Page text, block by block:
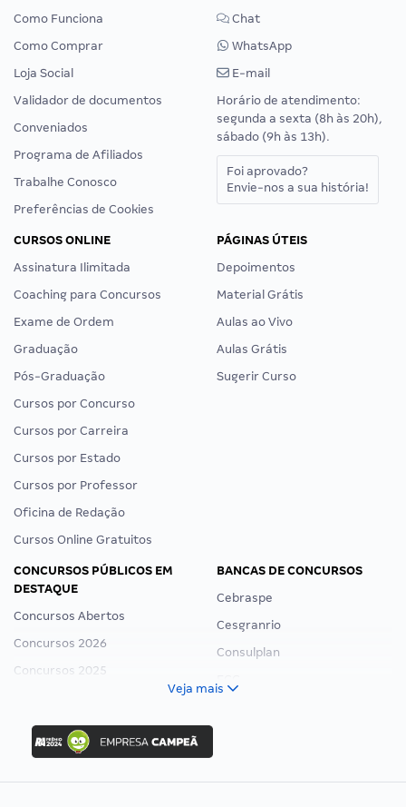
Como Funciona
Como Comprar
Loja Social
Validador de documentos
Conveniados
Programa de Afiliados
Trabalhe Conosco
Preferências de Cookies
Chat
WhatsApp
E-mail
Horário de atendimento:
segunda a sexta (8h às 20h),
sábado (9h às 13h).
Foi aprovado?
Envie-nos a sua história!
CURSOS ONLINE
Assinatura Ilimitada
Coaching para Concursos
Exame de Ordem
Graduação
Pós-Graduação
Cursos por Concurso
Cursos por Carreira
Cursos por Estado
Cursos por Professor
Oficina de Redação
Cursos Online Gratuitos
PÁGINAS ÚTEIS
Depoimentos
Material Grátis
Aulas ao Vivo
Aulas Grátis
Sugerir Curso
CONCURSOS PÚBLICOS EM
DESTAQUE
Concursos Abertos
Concursos 2026
Concursos 2025
Concurso Ibama
Concurso MPU
Editais publicados
BANCAS DE CONCURSOS
Cebraspe
Cesgranrio
Consulplan
Veja mais